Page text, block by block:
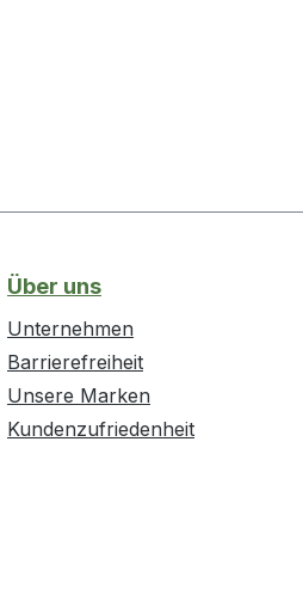
Über uns
Unternehmen
Barrierefreiheit
Unsere Marken
Kundenzufriedenheit